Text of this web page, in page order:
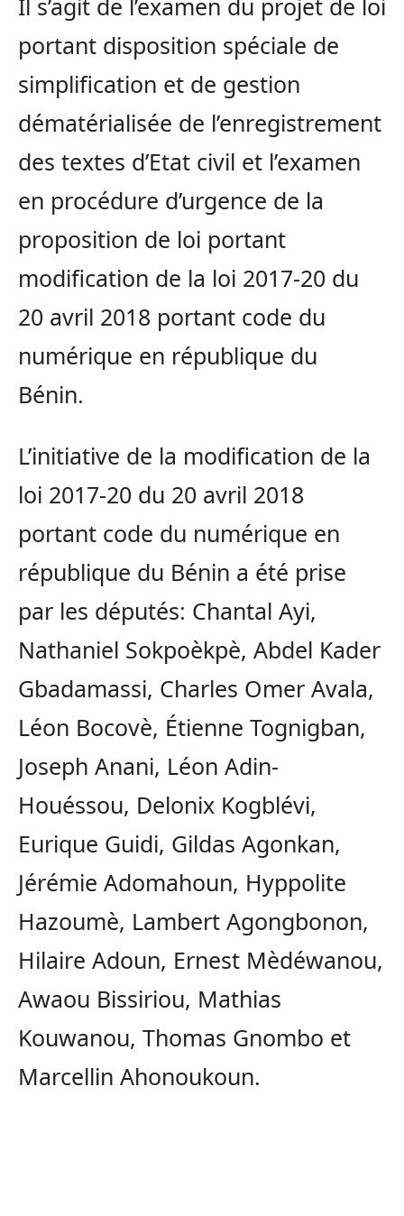
portant disposition spéciale de
simplification et de gestion
dématérialisée de l’enregistrement
des textes d’Etat civil et l’examen
en procédure d’urgence de la
proposition de loi portant
modification de la loi 2017-20 du
20 avril 2018 portant code du
numérique en république du
Bénin.
L’initiative de la modification de la
loi 2017-20 du 20 avril 2018
portant code du numérique en
république du Bénin a été prise
par les députés: Chantal Ayi,
Nathaniel Sokpoèkpè, Abdel Kader
Gbadamassi, Charles Omer Avala,
Léon Bocovè, Étienne Tognigban,
Joseph Anani, Léon Adin-
Houéssou, Delonix Kogblévi,
Eurique Guidi, Gildas Agonkan,
Jérémie Adomahoun, Hyppolite
Hazoumè, Lambert Agongbonon,
Hilaire Adoun, Ernest Mèdéwanou,
Awaou Bissiriou, Mathias
Kouwanou, Thomas Gnombo et
Marcellin Ahonoukoun.